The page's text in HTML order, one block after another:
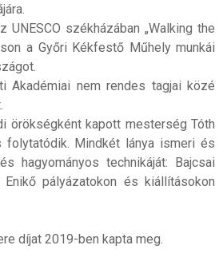
UNESCO székházában „Walking the
a Győri Kékfestő Műhely munkái
Akadémiai nem rendes tagjai közé
örökségként kapott mesterség Tóth
folytatódik. Mindkét lánya ismeri és
hagyományos technikáját: Bajcsai
pályázatokon és kiállításokon
díjat 2019-ben kapta meg.